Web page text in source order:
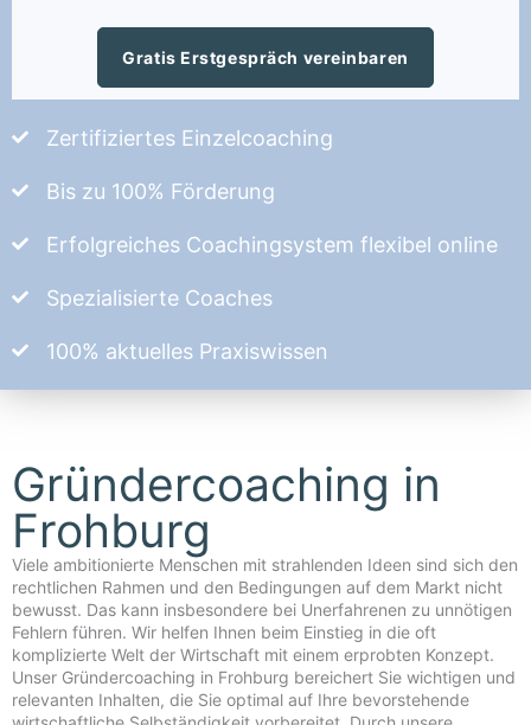
Gratis Erstgespräch vereinbaren
Zertifiziertes Einzelcoaching
Bis zu 100% Förderung
Erfolgreiches Coachingsystem flexibel online
Spezialisierte Coaches
100% aktuelles Praxiswissen
Gründercoaching in
Frohburg
Viele ambitionierte Menschen mit strahlenden Ideen sind sich den
rechtlichen Rahmen und den Bedingungen auf dem Markt nicht
bewusst. Das kann insbesondere bei Unerfahrenen zu unnötigen
Fehlern führen. Wir helfen Ihnen beim Einstieg in die oft
komplizierte Welt der Wirtschaft mit einem erprobten Konzept.
Unser Gründercoaching in Frohburg bereichert Sie wichtigen und
relevanten Inhalten, die Sie optimal auf Ihre bevorstehende